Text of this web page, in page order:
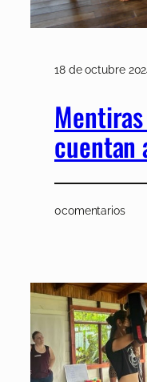
18 de octubre
cuentan
0comentarios